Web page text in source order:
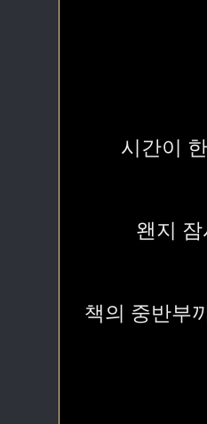
시간이
왠지
책의 중반부